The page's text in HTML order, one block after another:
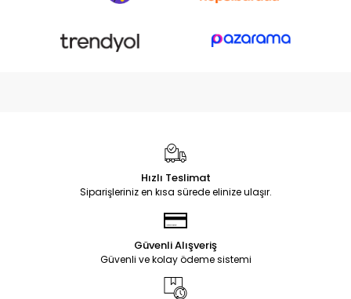
Hızlı Teslimat
Siparişleriniz en kısa sürede elinize ulaşır.
Güvenli Alışveriş
Güvenli ve kolay ödeme sistemi